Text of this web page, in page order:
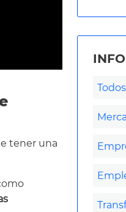
tener una
Todos